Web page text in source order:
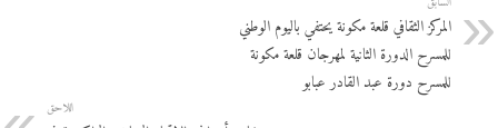
المركز الثقافي قلعة مكونة يحتفي باليوم الوطني
للمسرح الدورة الثانية لمهرجان قلعة مكونة
للمسرح دورة عبد القادر عبابو
اللاحق